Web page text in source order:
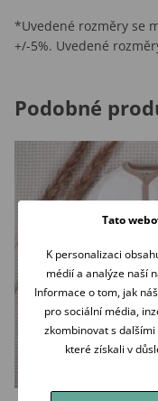
*Uvedené rozměry se
+/-5%. Uvedené
Podobné
Tato
K personalizaci
médií a analýze naší
Informace o tom, jak
pro sociální média,
zkombinovat s
které získali v